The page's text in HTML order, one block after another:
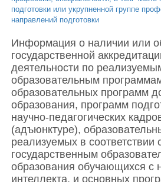
подготовки или укрупненной группе
направлений подготовки
Информация о наличии или
государственной
деятельности по
образовательным
образовательных программ
образования, программ
научно-педагогических
(адъюнктуре),
реализуемых в
государственным
образования обучающихся с
интеллекта, и основных